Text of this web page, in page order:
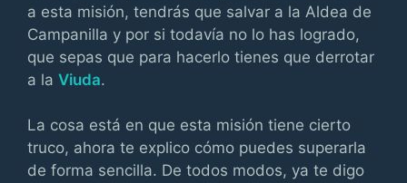
a esta misión, tendrás que salvar a la Aldea de
Campanilla y por si todavía no lo has logrado,
que sepas que para hacerlo tienes que derrotar
a la Viuda.
La cosa está en que esta misión tiene cierto
truco, ahora te explico cómo puedes superarla
de forma sencilla. De todos modos, ya te digo